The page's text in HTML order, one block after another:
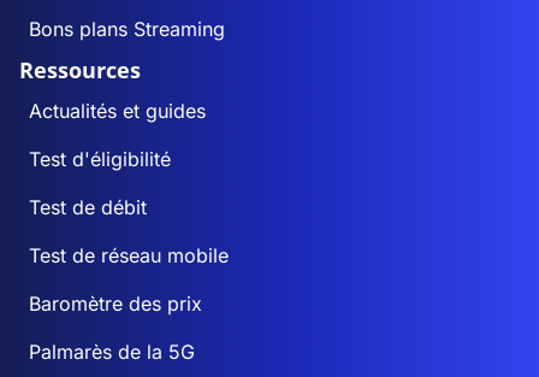
Bons plans Streaming
Ressources
Actualités et guides
Test d'éligibilité
Test de débit
Test de réseau mobile
Baromètre des prix
Palmarès de la 5G